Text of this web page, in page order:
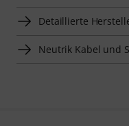
Detaillierte
Neutrik Kabel und